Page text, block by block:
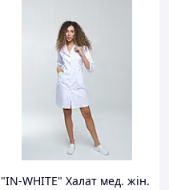
"IN-WHITE" Халат мед. жін.